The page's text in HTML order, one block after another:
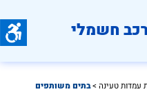
חשמלי
עמדות טעינה > בתים משותפים